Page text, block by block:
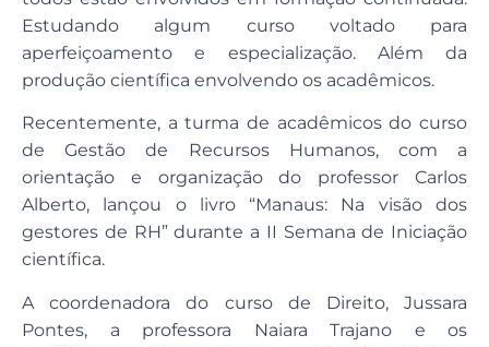
Estudando algum curso voltado para
aperfeiçoamento e especialização. Além da
produção científica envolvendo os acadêmicos.
Recentemente, a turma de acadêmicos do curso
de Gestão de Recursos Humanos, com a
orientação e organização do professor Carlos
Alberto, lançou o livro “Manaus: Na visão dos
gestores de RH” durante a II Semana de Iniciação
científica.
A coordenadora do curso de Direito, Jussara
Pontes, a professora Naiara Trajano e os